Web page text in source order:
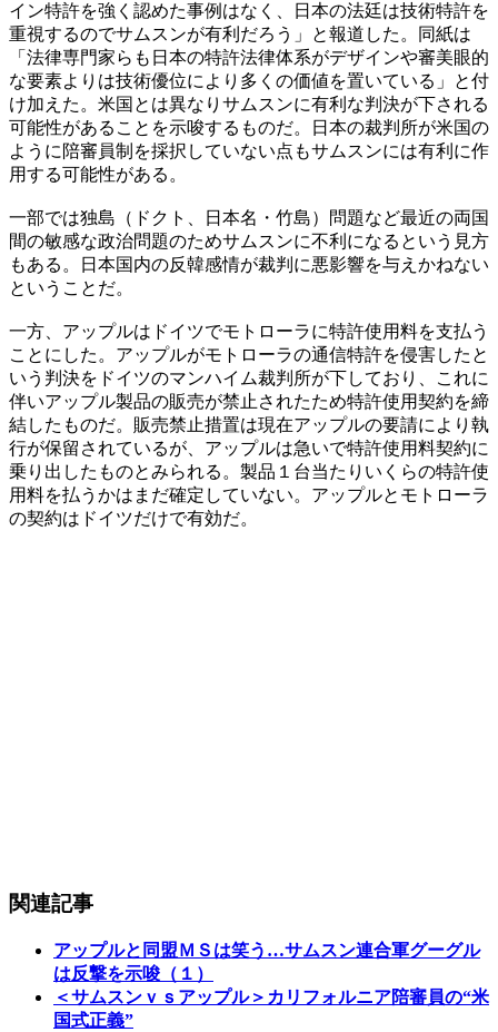
イン特許を強く認めた事例はなく、日本の法廷は技術特許を
重視するのでサムスンが有利だろう」と報道した。同紙は
「法律専門家らも日本の特許法律体系がデザインや審美眼的
な要素よりは技術優位により多くの価値を置いている」と付
け加えた。米国とは異なりサムスンに有利な判決が下される
可能性があることを示唆するものだ。日本の裁判所が米国の
ように陪審員制を採択していない点もサムスンには有利に作
用する可能性がある。
一部では独島（ドクト、日本名・竹島）問題など最近の両国
間の敏感な政治問題のためサムスンに不利になるという見方
もある。日本国内の反韓感情が裁判に悪影響を与えかねない
ということだ。
一方、アップルはドイツでモトローラに特許使用料を支払う
ことにした。アップルがモトローラの通信特許を侵害したと
いう判決をドイツのマンハイム裁判所が下しており、これに
伴いアップル製品の販売が禁止されたため特許使用契約を締
結したものだ。販売禁止措置は現在アップルの要請により執
行が保留されているが、アップルは急いで特許使用料契約に
乗り出したものとみられる。製品１台当たりいくらの特許使
用料を払うかはまだ確定していない。アップルとモトローラ
の契約はドイツだけで有効だ。
関連記事
アップルと同盟ＭＳは笑う…サムスン連合軍グーグル
は反撃を示唆（１）
＜サムスンｖｓアップル＞カリフォルニア陪審員の“米
国式正義”